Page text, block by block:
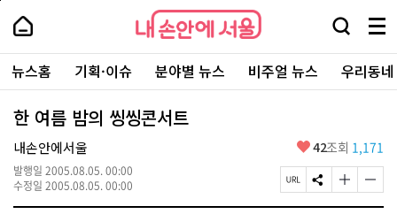
본
로
가
내
손
안
에
서
울
-
서
울
시
대
표
소
내
손
에
울
검
창
열
기
메
뉴
전
체
보
주
요
서
뉴스홈 기획·이슈 분야별 뉴스 비주얼 뉴스 우리동
한 여름 밤의 씽씽콘서트
내손안에서울
발행일 2005.08.05. 00:00
수정일 2005.08.05. 00:00
좋
요
42조회 1,171
페
이
S
N
글
자
글
자
페
상
단
로